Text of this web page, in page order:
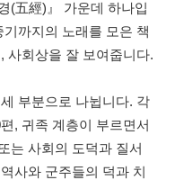
(五經)』 가운데 하나입
까지의 노래를 모은 책
사회상을 잘 보여줍니다.
부분으로 나뉩니다. 각
, 귀족 계층이 부르면서
는 사회의 도덕과 질서
사와 군주들의 덕과 치